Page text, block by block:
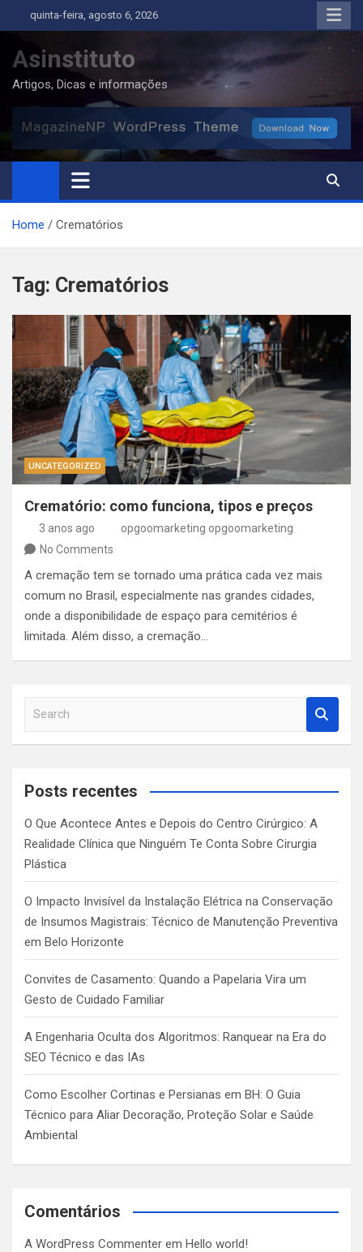
to
content
quinta-feira, agosto 6, 2026
Asinstituto
Artigos, Dicas e informações
Home Crematórios
Tag: Crematórios
UNCATEGORIZED
Crematório: como funciona, tipos e preços
3 anos ago
opgoomarketing opgoomarketing
No Comments
A cremação tem se tornado uma prática cada vez mais
comum no Brasil, especialmente nas grandes cidades,
onde a disponibilidade de espaço para cemitérios é
limitada. Além disso, a cremação…
a
c
Posts recentes
O Que Acontece Antes e Depois do Centro Cirúrgico: A
Realidade Clínica que Ninguém Te Conta Sobre Cirurgia
Plástica
O Impacto Invisível da Instalação Elétrica na Conservação
de Insumos Magistrais: Técnico de Manutenção Preventiva
em Belo Horizonte
Convites de Casamento: Quando a Papelaria Vira um
Gesto de Cuidado Familiar
A Engenharia Oculta dos Algoritmos: Ranquear na Era do
SEO Técnico e das IAs
Como Escolher Cortinas e Persianas em BH: O Guia
Técnico para Aliar Decoração, Proteção Solar e Saúde
Ambiental
Comentários
A WordPress Commenter em Hello world!